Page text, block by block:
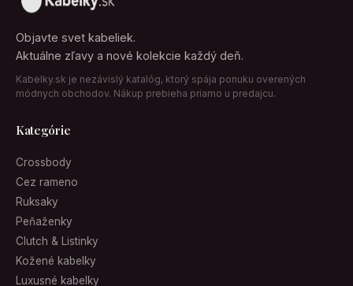
Objavte svet kabeliek.
Aktuálne zľavy a nové kolekcie každý deň.
Kabelky.sk je nezávislý katalóg, ktorý spája ponuku overených
módnych obchodov. Nákup prebieha priamo u predajcu.
Kategórie
Crossbody
Cez rameno
Ruksaky
Peňaženky
Clutch & Listinky
Kožené kabelky
Luxusné kabelky